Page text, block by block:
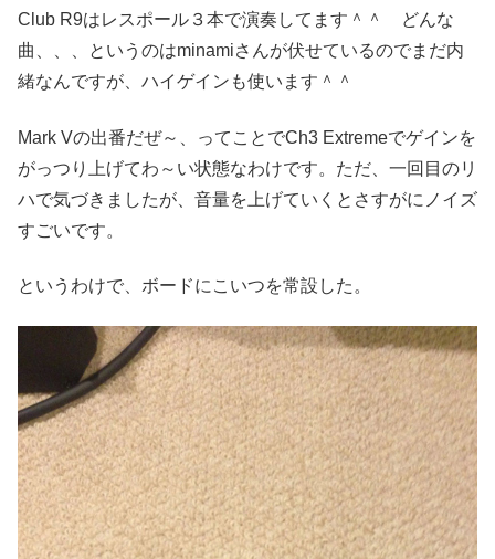
Club R9はレスポール３本で演奏してます＾＾ どんな
曲、、、というのはminamiさんが伏せているのでまだ内
緒なんですが、ハイゲインも使います＾＾
Mark Vの出番だぜ～、ってことでCh3 Extremeでゲインを
がっつり上げてわ～い状態なわけです。ただ、一回目のリ
ハで気づきましたが、音量を上げていくとさすがにノイズ
すごいです。
というわけで、ボードにこいつを常設した。